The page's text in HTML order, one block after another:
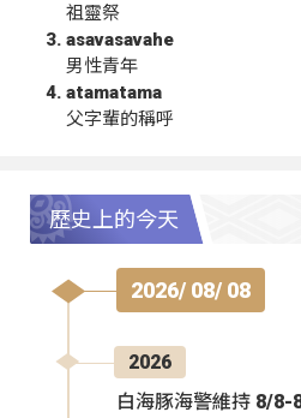
祖靈祭
asavasavahe
男性青年
atamatama
父字輩的稱呼
歷史上的今天
2026/ 08/ 08
2026
白海豚海警維持 8/8-